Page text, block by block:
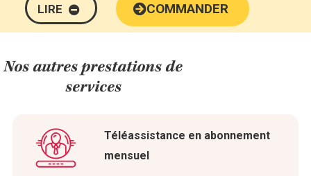
COMMANDER
LIRE
Nos autres prestations de
services
Téléassistance en abonnement
mensuel